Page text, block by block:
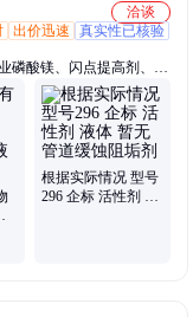
洽谈
出价迅速
真实性已核验
磷酸镁、闪点提高剂、表
根据实际情况 型号
296 企标 活性剂 液